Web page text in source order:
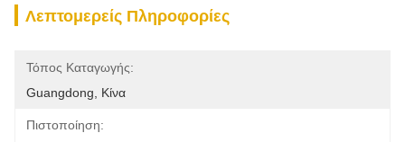
Λεπτομερείς Πληροφορίες
Τόπος Καταγωγής:
Guangdong, Κίνα
Πιστοποίηση: